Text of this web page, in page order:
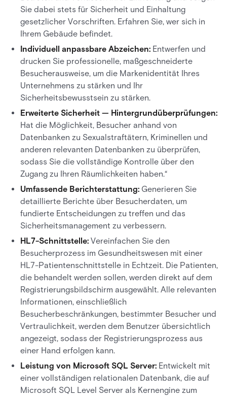
Sie dabei stets für Sicherheit und Einhaltung
gesetzlicher Vorschriften. Erfahren Sie, wer sich in
Ihrem Gebäude befindet.
Individuell anpassbare Abzeichen: Entwerfen und
drucken Sie professionelle, maßgeschneiderte
Besucherausweise, um die Markenidentität Ihres
Unternehmens zu stärken und Ihr
Sicherheitsbewusstsein zu stärken.
Erweiterte Sicherheit — Hintergrundüberprüfungen:
Hat die Möglichkeit, Besucher anhand von
Datenbanken zu Sexualstraftätern, Kriminellen und
anderen relevanten Datenbanken zu überprüfen,
sodass Sie die vollständige Kontrolle über den
Zugang zu Ihren Räumlichkeiten haben.“
Umfassende Berichterstattung: Generieren Sie
detaillierte Berichte über Besucherdaten, um
fundierte Entscheidungen zu treffen und das
Sicherheitsmanagement zu verbessern.
HL7-Schnittstelle: Vereinfachen Sie den
Besucherprozess im Gesundheitswesen mit einer
HL7-Patientenschnittstelle in Echtzeit. Die Patienten,
die behandelt werden sollen, werden direkt auf dem
Registrierungsbildschirm ausgewählt. Alle relevanten
Informationen, einschließlich
Besucherbeschränkungen, bestimmter Besucher und
Vertraulichkeit, werden dem Benutzer übersichtlich
angezeigt, sodass der Registrierungsprozess aus
einer Hand erfolgen kann.
Leistung von Microsoft SQL Server: Entwickelt mit
einer vollständigen relationalen Datenbank, die auf
Microsoft SQL Level Server als Kernengine zum